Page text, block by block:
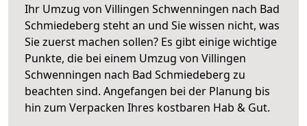
Ihr Umzug von Villingen Schwenningen nach Bad
Schmiedeberg steht an und Sie wissen nicht, was
Sie zuerst machen sollen? Es gibt einige wichtige
Punkte, die bei einem Umzug von Villingen
Schwenningen nach Bad Schmiedeberg zu
beachten sind. Angefangen bei der Planung bis
hin zum Verpacken Ihres kostbaren Hab & Gut.